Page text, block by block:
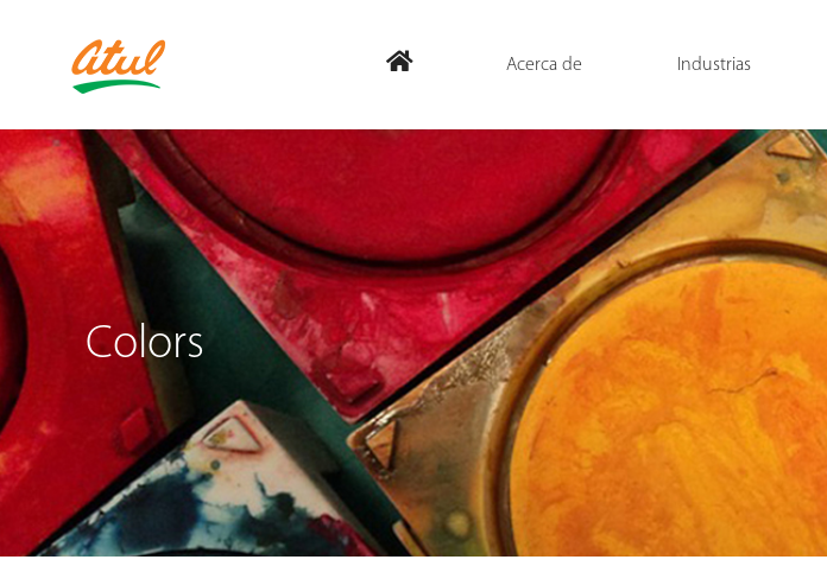
Acerca de Industrias
Colors